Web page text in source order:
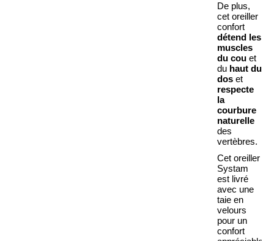
De plus,
cet oreiller
confort
détend les
muscles
du cou et
du haut du
dos et
respecte
la
courbure
naturelle
des
vertèbres.
Cet oreiller
Systam
est livré
avec une
taie en
velours
pour un
confort